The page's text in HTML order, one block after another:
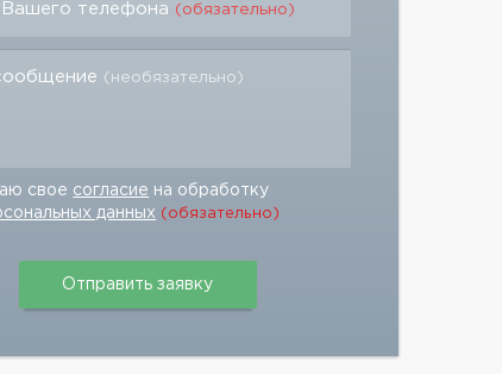
телефона (обязательно)
(необязательно)
свое согласие на обработку
данных (обязательно)